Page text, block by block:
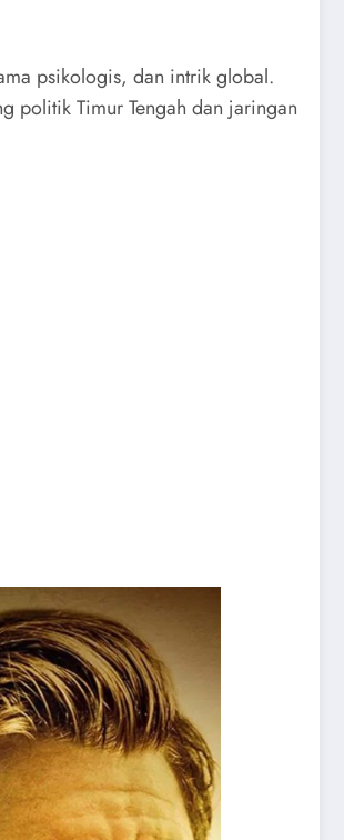
psikologis, dan intrik global.
politik Timur Tengah dan jaringan